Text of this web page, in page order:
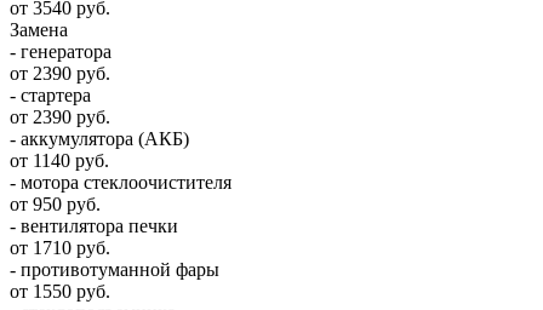
от 3540 руб.
Замена
- генератора
от 2390 руб.
- стартера
от 2390 руб.
- аккумулятора (АКБ)
от 1140 руб.
- мотора стеклоочистителя
от 950 руб.
- вентилятора печки
от 1710 руб.
- противотуманной фары
от 1550 руб.